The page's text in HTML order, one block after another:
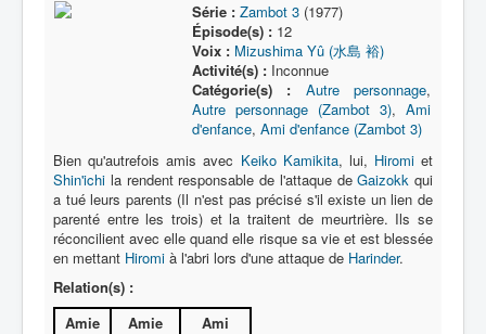
Série : Zambot 3(1977)
Épisode(s) :12
Voix : Mizushima Yû (水島 裕)
Activité(s) :Inconnue
Catégorie(s) :
Autre personnage,
Autre personnage (Zambot 3), Ami
d'enfance, Ami d'enfance (Zambot 3)
Bien qu'autrefois amis avec Keiko Kamikita, lui, Hiromiet
Shin'ichi la rendent responsable de l'attaque deGaizokk qui
a tué leurs parents (Il n'est pas précisé s'il existe un lien de
parenté entre les trois) et la traitent de meurtrière. Ils se
réconcilient avec elle quand elle risque sa vie et est blessée
en mettant Hiromi à l'abri lors d'une attaque de Harinder.
Relation(s) :
Amie
Amie Ami